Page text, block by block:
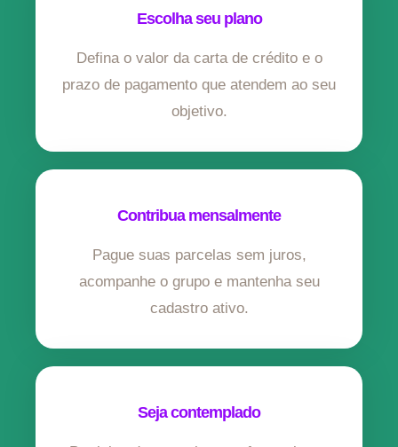
Escolha seu plano
Defina o valor da carta de crédito e o
prazo de pagamento que atendem ao seu
objetivo.
Contribua mensalmente
Pague suas parcelas sem juros,
acompanhe o grupo e mantenha seu
cadastro ativo.
Seja contemplado